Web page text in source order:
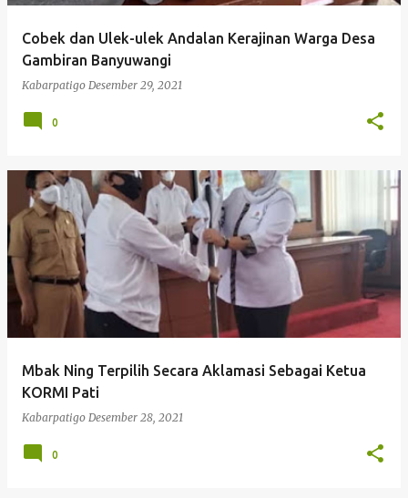
Cobek dan Ulek-ulek Andalan Kerajinan Warga Desa
Gambiran Banyuwangi
Kabarpatigo Desember 29, 2021
0
Mbak Ning Terpilih Secara Aklamasi Sebagai Ketua
KORMI Pati
Kabarpatigo Desember 28, 2021
0